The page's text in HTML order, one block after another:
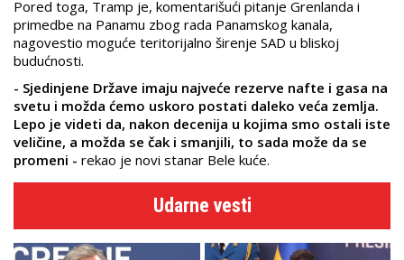
Pored toga, Tramp je, komentarišući pitanje Grenlanda i
primedbe na Panamu zbog rada Panamskog kanala,
nagovestio moguće teritorijalno širenje SAD u bliskoj
budućnosti.
- Sjedinjene Države imaju najveće rezerve nafte i gasa na
svetu i možda ćemo uskoro postati daleko veća zemlja.
Lepo je videti da, nakon decenija u kojima smo ostali iste
veličine, a možda se čak i smanjili, to sada može da se
promeni - rekao je novi stanar Bele kuće.
Udarne vesti